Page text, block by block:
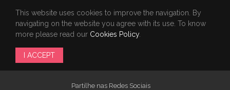
This website uses cookies to improve the navigation. By
navigating on the website you agree with its use. To know
more please read our Cookies Policy.
I ACCEPT
Partilhe nas Redes Sociais